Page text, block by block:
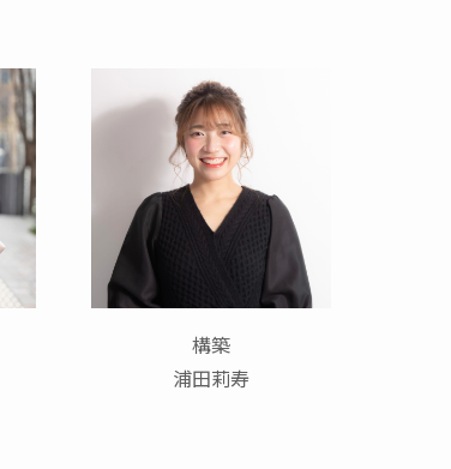
構築
浦田莉寿